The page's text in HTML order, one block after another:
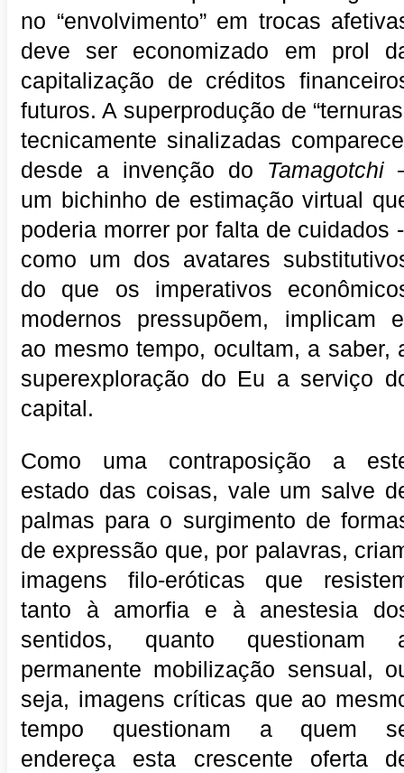
no “envolvimento” em trocas
deve ser economizado em prol
capitalização de créditos
futuros. A superprodução de
tecnicamente sinalizadas
desde a invenção do Tamagotchi
um bichinho de estimação virtual
poderia morrer por falta de cuidados
como um dos avatares
do que os imperativos
modernos pressupõem, implicam
ao mesmo tempo, ocultam, a saber,
superexploração do Eu a serviço
capital.
Como uma contraposição a
estado das coisas, vale um salve
palmas para o surgimento de
de expressão que, por palavras,
imagens filo-eróticas que
tanto à amorfia e à anestesia
sentidos, quanto questionam
permanente mobilização sensual,
seja, imagens críticas que ao
tempo questionam a quem
endereça esta crescente oferta